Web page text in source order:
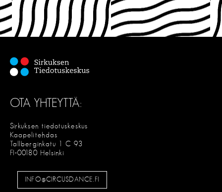
OTA YHTEYTTÄ:
Sirkuksen tiedotuskeskus
Kaapelitehdas
Tallberginkatu 1 C 93
FI-00180 Helsinki
INFO@CIRCUSDANCE.FI